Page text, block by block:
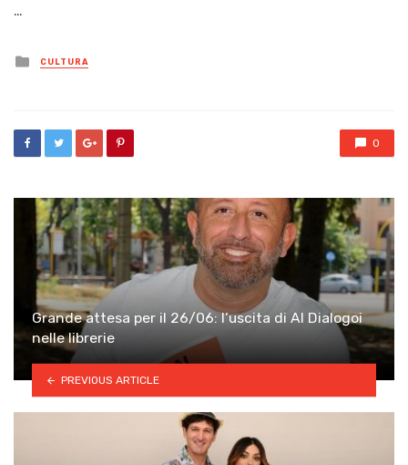
…
Posted
in
CULTURA
0
Grande attesa per il 26/06: l’uscita di AI Dialogoi
nelle librerie
PREVIOUS ARTICLE